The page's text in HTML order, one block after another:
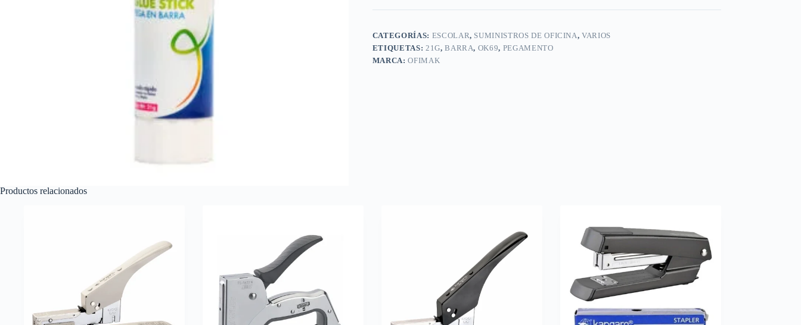
CATEGORÍAS: ESCOLAR, SUMINISTROS DE OFICINA,VARIOS
ETIQUETAS: 21G,BARRA, OK69, PEGAMENTO
MARCA:OFIMAK
Productos relacionados